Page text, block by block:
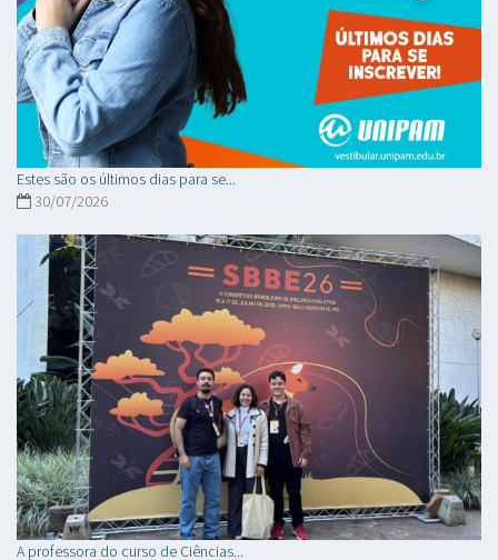
Estes são os últimos dias para se...
30/07/2026
A professora do curso de Ciências...